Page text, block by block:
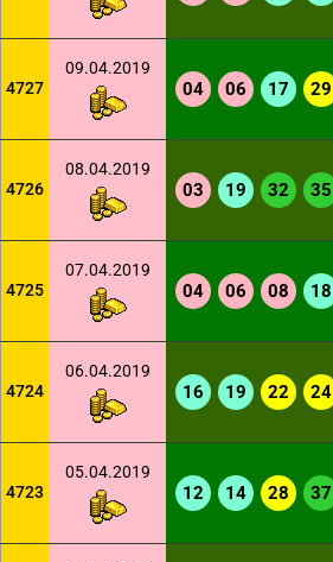
4727
09.04.2019
04 06 17 29
4726
08.04.2019
03 19 32 35
4725
07.04.2019
04 06 08 18
4724
06.04.2019
16 19 22 24
4723
05.04.2019
12 14 28 37